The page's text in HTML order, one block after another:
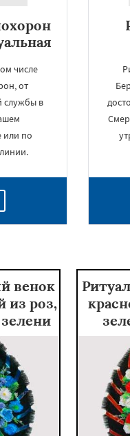
числе
от
службы в
или по
венок
из роз,